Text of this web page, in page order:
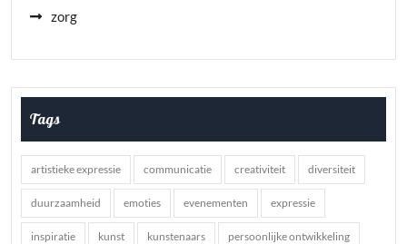
zorg
Tags
artistieke expressie communicatie creativiteit diversiteit
duurzaamheid emoties evenementen expressie
inspiratie kunst kunstenaars persoonlijke ontwikkeling